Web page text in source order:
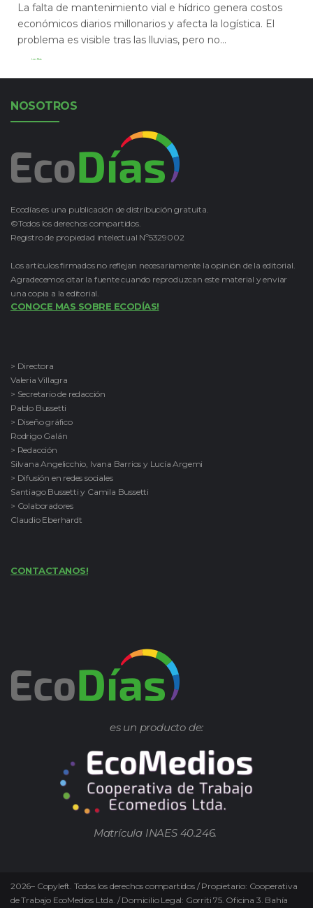
La falta de mantenimiento vial e hídrico genera costos
económicos diarios millonarios y afecta la logística. El
problema es visible tras las lluvias, pero no...
Leer Más
NOSOTROS
Ecodías es una publicación de distribución gratuita.
©Todos los derechos compartidos.
Registro de propiedad intelectual Nº5329002
Los artículos firmados no reflejan necesariamente la opinión de la editorial.
Agradecemos citar la fuente cuando reproduzcan este material y enviar
una copia a la editorial.
CONOCE MAS SOBRE ECODÍAS!
> Directora
Valeria Villagra
> Secretario de redacción
Pablo Bussetti
> Diseño gráfico
Rodrigo Galán
> Redacción
Silvana Angelicchio, Ivana Barrios y Lucía Argemi
> Difusión en redes sociales
Santiago Bussetti y Camila Bussetti
> Colaboradores
Claudio Eberhardt
CONTACTANOS!
es un producto de:
Matrícula INAES 40.246.
2026– Copyleft. Todos los derechos compartidos / Propietario: Cooperativa
de Trabajo EcoMedios Ltda. / Domicilio Legal: Gorriti 75. Oficina 3. Bahía